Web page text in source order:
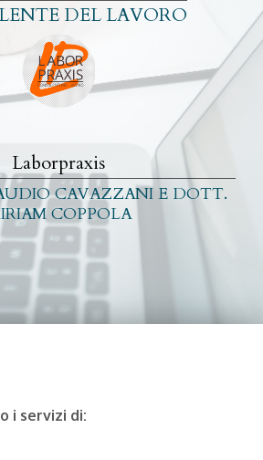
DEL LAVORO
Laborpraxis
CAVAZZANI E DOTT.
COPPOLA
i servizi di: